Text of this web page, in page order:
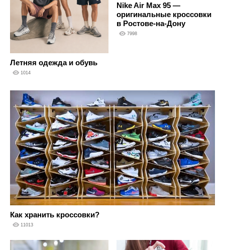
Летняя одежда и обувь
1014
Nike Air Max 95 —
оригинальные кроссовки
в Ростове-на-Дону
7998
Как хранить кроссовки?
11013